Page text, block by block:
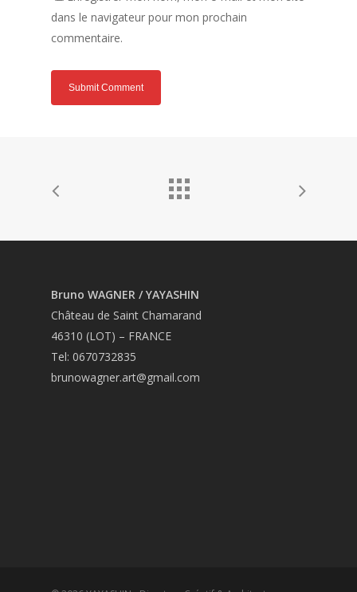
dans le navigateur pour mon prochain
commentaire.
Bruno WAGNER / YAYASHIN
Château de Saint Chamarand
46310 (LOT) – FRANCE
Tel: 0670732835
brunowagner.art@gmail.com